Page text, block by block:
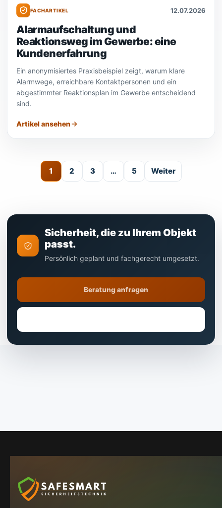
FACHARTIKEL 12.07.2026
Alarmaufschaltung und
Reaktionsweg im Gewerbe: eine
Kundenerfahrung
Ein anonymisiertes Praxisbeispiel zeigt, warum klare
Alarmwege, erreichbare Kontaktpersonen und ein
abgestimmter Reaktionsplan im Gewerbe entscheidend
sind.
Artikel ansehen
1 2 3 … 5 Weiter
Sicherheit, die zu Ihrem Objekt
passt.
Persönlich geplant und fachgerecht umgesetzt.
Beratung anfragen